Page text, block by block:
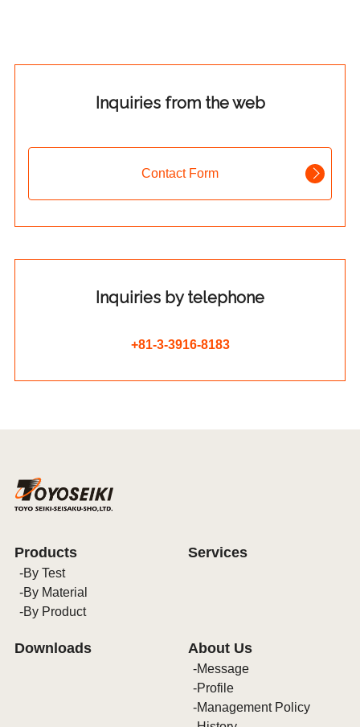
Inquiries from the web
Contact Form
Inquiries by telephone
+81-3-3916-8183
Products
By Test
By Material
By Product
Services
Downloads About Us
Message
Profile
Management Policy